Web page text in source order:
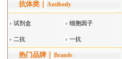
器叠
抗体类 Antibody
试剂盒 细胞因子
二抗 一抗
热门品牌 Brands